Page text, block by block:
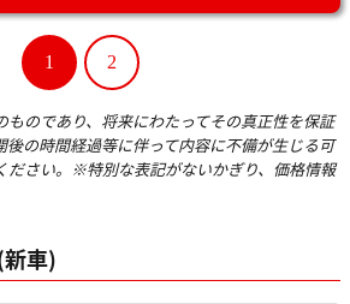
1 2
のであり、将来にわたってその真正性を保証
後の時間経過等に伴って内容に不備が生じる可
ださい。※特別な表記がないかぎり、価格情報
車)